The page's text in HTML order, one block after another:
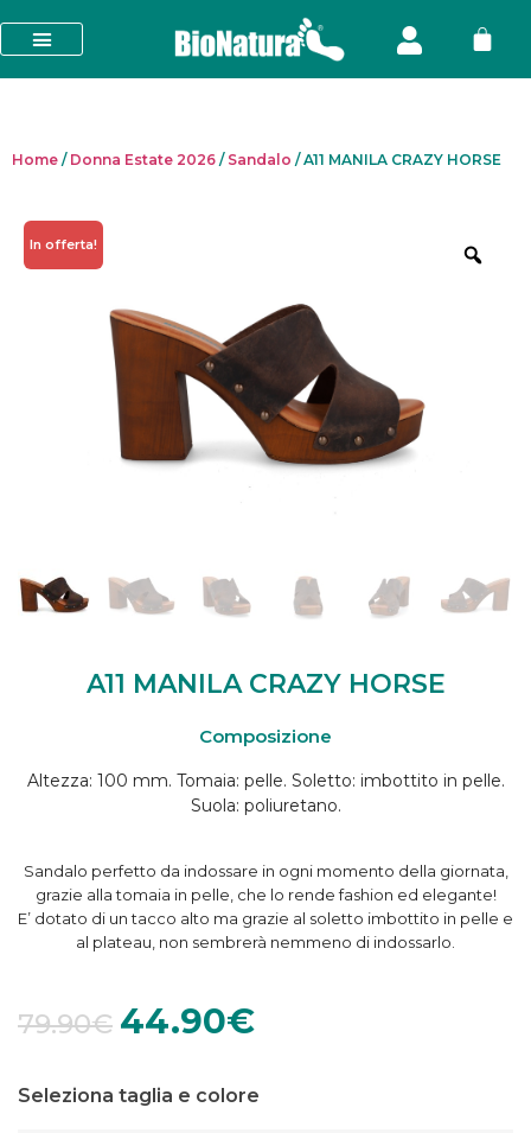
Home / Donna Estate 2026 / Sandalo / A11 MANILA CRAZY HORSE
A11 MANILA CRAZY HORSE
Composizione
Altezza: 100 mm. Tomaia: pelle. Soletto: imbottito in pelle.
Suola: poliuretano.
Sandalo perfetto da indossare in ogni momento della giornata,
grazie alla tomaia in pelle, che lo rende fashion ed elegante!
E’ dotato di un tacco alto ma grazie al soletto imbottito in pelle e
al plateau, non sembrerà nemmeno di indossarlo.
79.90€ 44.90€
Seleziona taglia e colore
In offerta!